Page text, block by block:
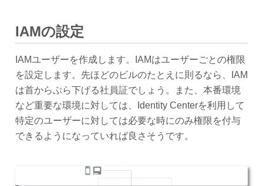
IAMの設定
IAMユーザーを作成します。IAMはユーザーごとの権限
を設定します。先ほどのビルのたとえに則るなら、IAM
は首からぶら下げる社員証でしょう。また、本番環境
など重要な環境に対しては、Identity Centerを利用して
特定のユーザーに対しては必要な時にのみ権限を付与
できるようになっていれば良さそうです。